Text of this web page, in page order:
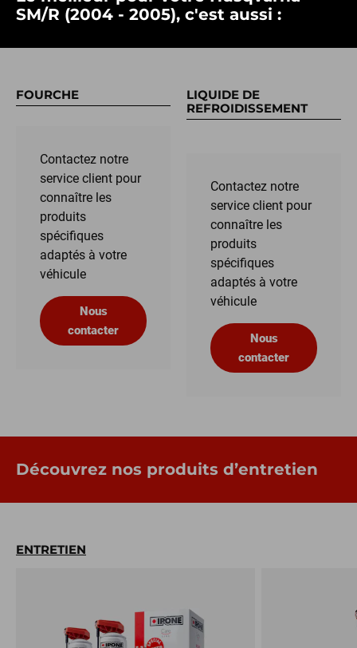
SM/R (2004 - 2005), c'est aussi :
FOURCHE
Contactez notre
service client pour
connaître les
produits
spécifiques
adaptés à votre
véhicule
Nous
contacter
LIQUIDE DE
REFROIDISSEMENT
Contactez notre
service client pour
connaître les
produits
spécifiques
adaptés à votre
véhicule
Nous
contacter
Découvrez nos produits d’entretien
ENTRETIEN